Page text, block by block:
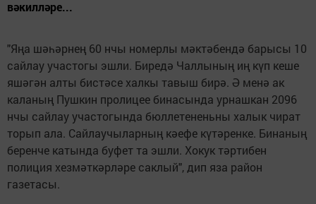
вәкилләре...
"Яңа шәһәрнең 60 нчы номерлы мәктәбендә барысы 10
сайлау участогы эшли. Биредә Чаллының иң күп кеше
яшәгән алты бистәсе халкы тавыш бирә. Ә менә ак
каланың Пушкин пролицее бинасында урнашкан 2096
нчы сайлау участогында бюллетененьны халык чират
торып ала. Сайлаучыларның кәефе күтәренке. Бинаның
беренче катында буфет та эшли. Хокук тәртибен
полиция хезмәткәрләре саклый", дип яза район
газетасы.